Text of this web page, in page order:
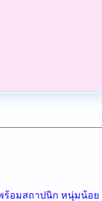
อมสถาปนิก หนุ่มน้อย